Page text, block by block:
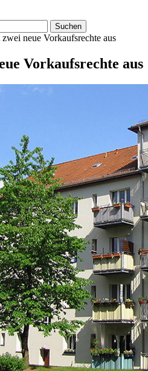
neue Vorkaufsrechte aus
Vorkaufsrechte aus